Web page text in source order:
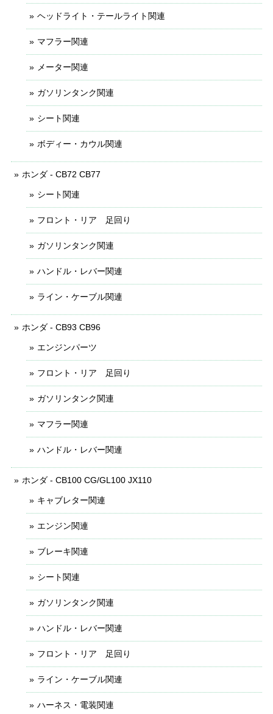
ヘッドライト・テールライト関連
マフラー関連
メーター関連
ガソリンタンク関連
シート関連
ボディー・カウル関連
ホンダ - CB72 CB77
シート関連
フロント・リア 足回り
ガソリンタンク関連
ハンドル・レバー関連
ライン・ケーブル関連
ホンダ - CB93 CB96
エンジンパーツ
フロント・リア 足回り
ガソリンタンク関連
マフラー関連
ハンドル・レバー関連
ホンダ - CB100 CG/GL100 JX110
キャブレター関連
エンジン関連
ブレーキ関連
シート関連
ガソリンタンク関連
ハンドル・レバー関連
フロント・リア 足回り
ライン・ケーブル関連
ハーネス・電装関連